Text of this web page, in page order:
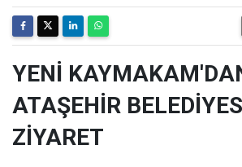
YENİ
ATAŞEHİR
ZİYARET